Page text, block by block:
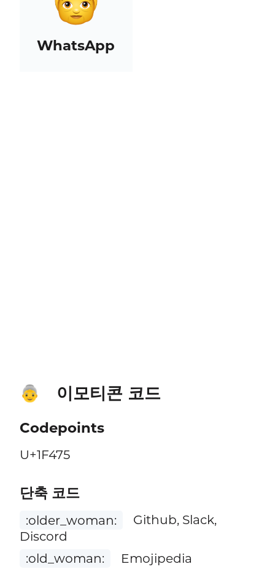
WhatsApp
👵 이모티콘 코드
Codepoints
U+1F475
단축 코드
:older_woman:
Github, Slack,
Discord
:old_woman:
Emojipedia